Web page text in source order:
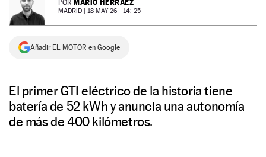
NEWSLETTER
SÍGUENOS
POR MARIO HERRÁEZ
MADRID | 18 MAY 26 - 14: 25
Añadir EL MOTOR en Google
El primer GTI eléctrico de la historia tiene
batería de 52 kWh y anuncia una autonomía
de más de 400 kilómetros.